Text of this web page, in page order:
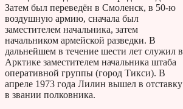
Затем был переведён в Смоленск, в 50-ю
воздушную армию, сначала был
заместителем начальника, затем
начальником армейской разведки. В
дальнейшем в течение шести лет служил в
Арктике заместителем начальника штаба
оперативной группы (город Тикси). В
апреле 1973 года Лилин вышел в отставку
в звании полковника.